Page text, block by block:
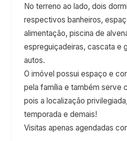
No terreno ao lado, dois
respectivos banheiros,
alimentação, piscina de
espreguiçadeiras, cascata e
autos.
O imóvel possui espaço e
pela família e também serve
pois a localização
temporada e demais!
Visitas apenas agendadas